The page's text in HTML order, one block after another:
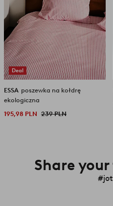
Deal
ESSA poszewka na kołdrę
ekologiczna
195,98 PLN 239 PLN
Share